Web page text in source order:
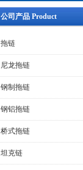
公司产品 Product
拖链
尼龙拖链
钢制拖链
钢铝拖链
桥式拖链
坦克链